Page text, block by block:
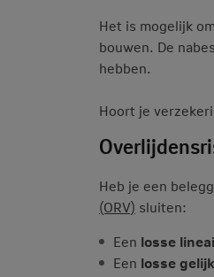
Het is mogelijk
bouwen. De
hebben.
Hoort je
Heb je een
(ORV) sluiten:
Een losse
Een losse